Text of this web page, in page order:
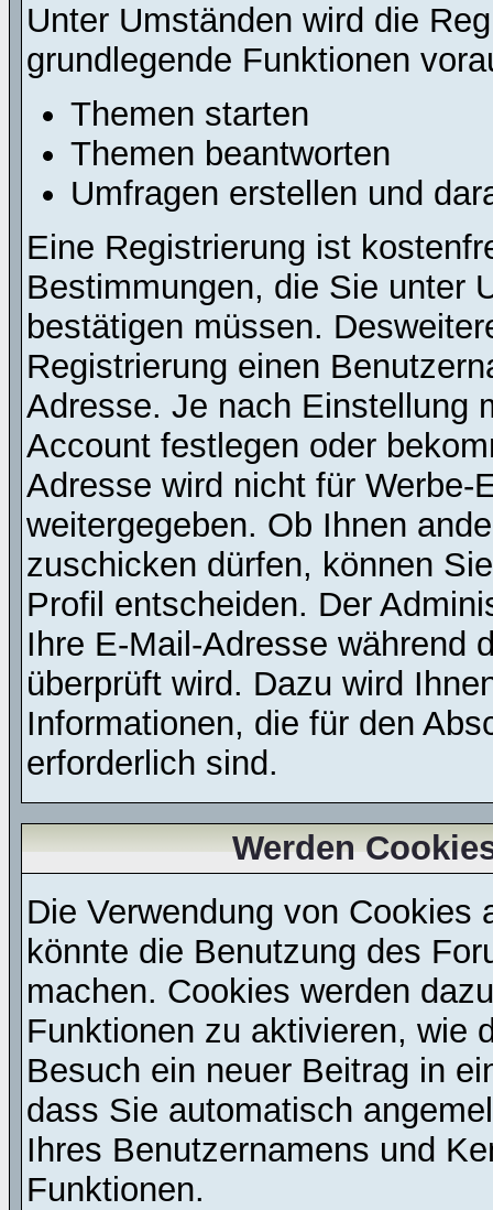
Unter Umständen wird die
grundlegende Funktionen
Themen starten
Themen beantworten
Umfragen erstellen und
Eine Registrierung ist
Bestimmungen, die Sie unter
bestätigen müssen.
Registrierung einen
Adresse. Je nach Einstellung
Account festlegen oder
Adresse wird nicht für
weitergegeben. Ob Ihnen
zuschicken dürfen, können
Profil entscheiden. Der
Ihre E-Mail-Adresse während
überprüft wird. Dazu wird
Informationen, die für den
erforderlich sind.
Werden
Die Verwendung von
könnte die Benutzung des
machen. Cookies werden
Funktionen zu aktivieren, wie
Besuch ein neuer Beitrag in
dass Sie automatisch
Ihres Benutzernamens und
Funktionen.